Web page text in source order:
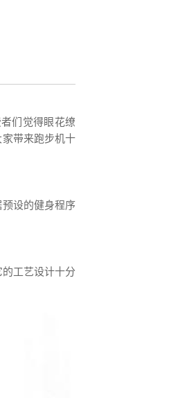
们觉得眼花缭
带来跑步机十
设的健身程序
工艺设计十分